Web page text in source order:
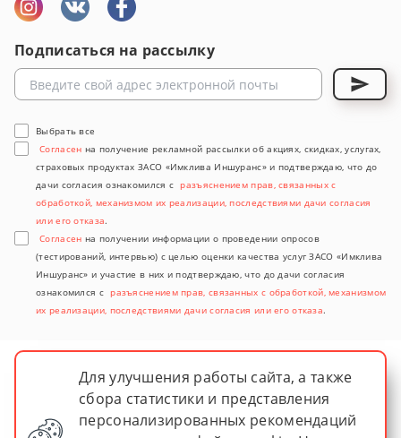
Подписаться на рассылку
Выбрать все
Согласен на получение рекламной рассылки об акциях, скидках, услугах,
страховых продуктах ЗАСО «Имклива Иншуранс» и подтверждаю, что до
дачи согласия ознакомился с разъяснением прав, связанных с
обработкой, механизмом их реализации, последствиями дачи согласия
или его отказа.
Согласен на получении информации о проведении опросов
(тестирований, интервью) с целью оценки качества услуг ЗАСО «Имклива
Иншуранс» и участие в них и подтверждаю, что до дачи согласия
ознакомился с разъяснением прав, связанных с обработкой, механизмом
их реализации, последствиями дачи согласия или его отказа.
Для улучшения работы сайта, а также
сбора статистики и представления
персонализированных рекомендаций